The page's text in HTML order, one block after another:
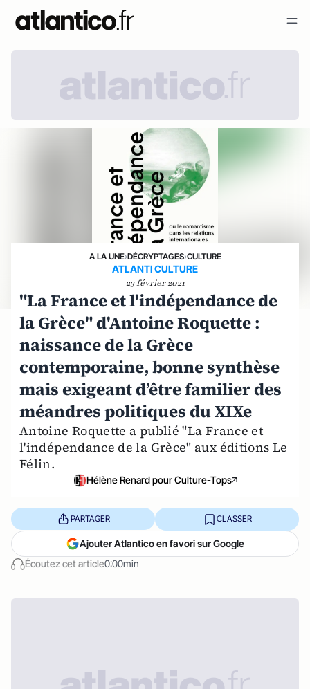
A LA UNE›DÉCRYPTAGES›CULTURE
ATLANTI CULTURE
23 février 2021
"La France et l'indépendance de
la Grèce" d'Antoine Roquette :
naissance de la Grèce
contemporaine, bonne synthèse
mais exigeant d’être familier des
méandres politiques du XIXe
Antoine Roquette a publié "La France et
l'indépendance de la Grèce" aux éditions Le
Félin.
Hélène Renard pour Culture-Tops
Écoutez cet article0:00min
PARTAGER CLASSER
Ajouter Atlantico en favori sur Google